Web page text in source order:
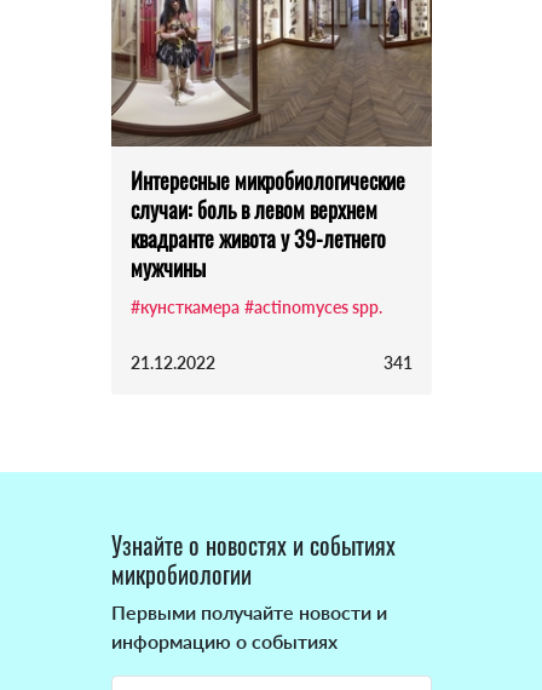
Интересные микробиологические
случаи: боль в левом верхнем
квадранте живота у 39-летнего
мужчины
#кунсткамера #actinomyces spp.
21.12.2022 341
Узнайте о новостях и событиях
микробиологии
Первыми получайте новости и
информацию о событиях